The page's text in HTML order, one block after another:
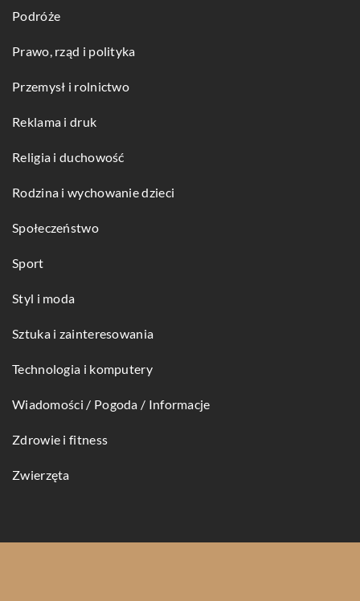
Podróże
Prawo, rząd i polityka
Przemysł i rolnictwo
Reklama i druk
Religia i duchowość
Rodzina i wychowanie dzieci
Społeczeństwo
Sport
Styl i moda
Sztuka i zainteresowania
Technologia i komputery
Wiadomości / Pogoda / Informacje
Zdrowie i fitness
Zwierzęta